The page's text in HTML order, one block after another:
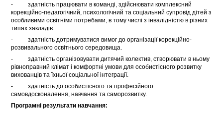
- здатність працювати в команді, здійснювати комплексний
корекційно-педагогічний, психологічний та соціальний супровід дітей з
особливими освітніми потребами, в тому числі з інвалідністю в різних
типах закладів.
- здатність дотримуватися вимог до організації корекційно-
розвивального освітнього середовища.
- здатність організовувати дитячий колектив, створювати в ньому
рівноправний клімат і комфортні умови для особистісного розвитку
вихованців та їхньої соціальної інтеграції.
- здатність до особистісного та професійного
самовдосконалення, навчання та саморозвитку.
Програмні результати навчання: